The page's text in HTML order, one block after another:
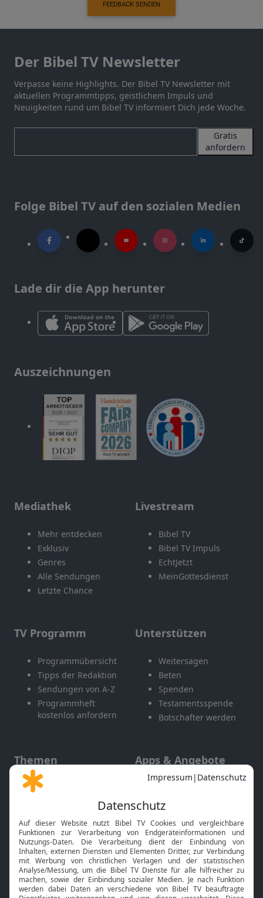
FEEDBACK SENDEN
Der Bibel TV Newsletter
Verpasse keine Highlights. Der Bibel TV Newsletter mit
aktuellen Programmtipps, geistlichem Impuls und
Neuigkeiten rund um Bibel TV informiert Dich jede Woche.
Gratis
anfordern
Folge Bibel TV auf den sozialen Medien
Lade dir die App herunter
Auszeichnungen
Mediathek
Mehr entdecken
Exklusiv
Genres
Alle Sendungen
Letzte Chance
Livestream
Bibel TV
Bibel TV Impuls
EchtJetzt
MeinGottesdienst
TV Programm
Programmübersicht
Tipps der Redaktion
Sendungen von A-Z
Programmheft
kostenlos anfordern
Unterstützen
Weitersagen
Beten
Spenden
Testamentsspende
Botschafter werden
Themen
Gott und Bibel erklärt
Neuigkeiten
Apps & Angebote
Mobile App
Smart TV
HbbTV
Bibelthek Online-Bibel
Nächster Gottesdienst